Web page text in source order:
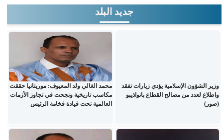
جديد البلد
وزير الشؤون الإسلامية يؤدي زيارات تفقد
واطلاع لعدد من مصالح القطاع بانواذيبو
(صور)
محمد الغالي ولد المعيوف: موريتانيا حققت
مكاسب تاريخية ونجحت في تجاوز الأزمات
العالمية تحت قيادة فخامة الرئيس